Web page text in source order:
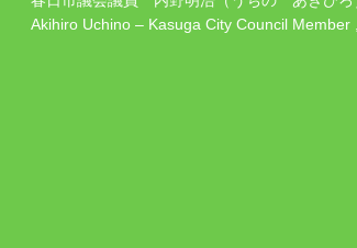
Akihiro Uchino – Kasuga City Council Member